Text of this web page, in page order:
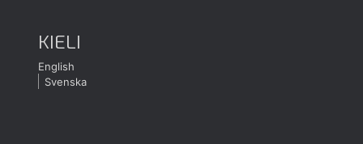
KIELI
English
Svenska